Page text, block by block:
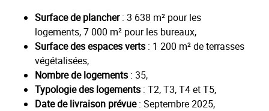
Surface de plancher: 3 638 m² pour les
logements, 7 000 m² pour les bureaux,
Surface des espaces verts : 1 200 m² de terrasses
végétalisées,
Nombre de logements : 35,
Typologie des logements : T2, T3, T4 et T5,
Date de livraison prévue: Septembre 2025,